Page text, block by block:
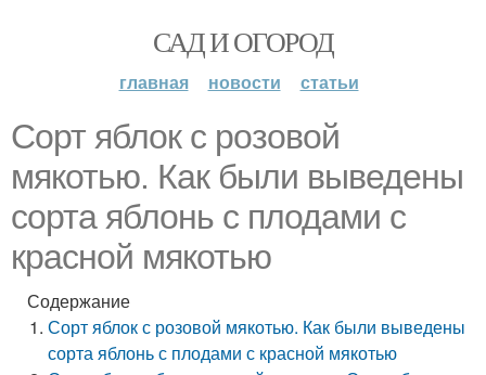
САД И ОГОРОД
главная новости статьи
Сорт яблок с розовой
мякотью. Как были выведены
сорта яблонь с плодами с
красной мякотью
Содержание
Сорт яблок с розовой мякотью. Как были выведены
сорта яблонь с плодами с красной мякотью